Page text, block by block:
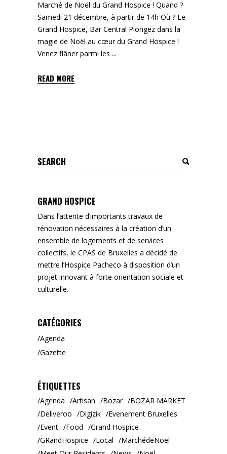
Marché de Noël du Grand Hospice ! Quand ?
Samedi 21 décembre, à partir de 14h Où ? Le
Grand Hospice, Bar Central Plongez dans la
magie de Noël au cœur du Grand Hospice !
Venez flâner parmi les
READ MORE
Search
for:
GRAND HOSPICE
Dans l’attente d’importants travaux de
rénovation nécessaires à la création d’un
ensemble de logements et de services
collectifs, le CPAS de Bruxelles a décidé de
mettre l’Hospice Pacheco à disposition d’un
projet innovant à forte orientation sociale et
culturelle.
CATÉGORIES
Agenda
Gazette
ÉTIQUETTES
Agenda Artisan Bozar
BOZAR MARKET
Deliveroo
Digizik
Evenement Bruxelles
Event
Food
Grand Hospice
GRandHospice
Local
MarchédeNoël